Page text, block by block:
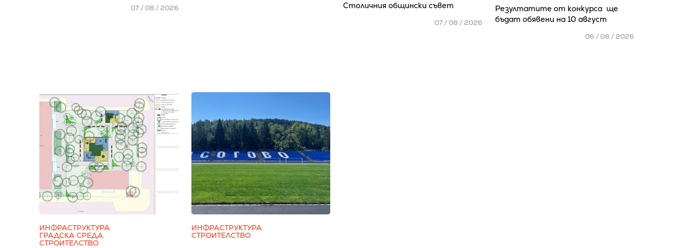
07 / 08 / 2026
Столичния общински съвет
07 / 08 / 2026
Резултатите от конкурса ще
бъдат обявени на 10 август
06 / 08 / 2026
ИНФРАСТРУКТУРА
ГРАДСКА СРЕДА
СТРОИТЕЛСТВО
ИНФРАСТРУКТУРА
СТРОИТЕЛСТВО